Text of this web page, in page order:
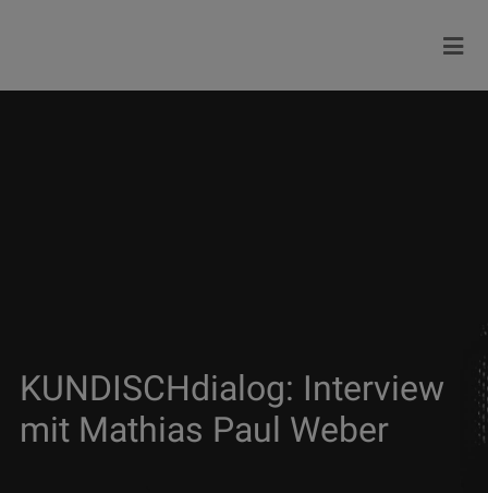
KUNDISCHdialog: Interview
mit Mathias Paul Weber